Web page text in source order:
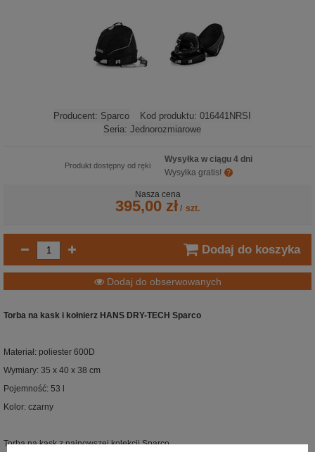
Producent: Sparco Kod produktu: 016441NRSI
Seria: Jednorozmiarowe
Produkt dostępny od ręki
Wysyłka w ciągu 4 dni
Wysyłka gratis!
Nasza cena
395,00 zł / szt.
Dodaj do koszyka
Dodaj do obserwowanych
Torba na kask i kołnierz HANS DRY-TECH Sparco
Materiał: poliester 600D
Wymiary: 35 x 40 x 38 cm
Pojemność: 53 l
Kolor: czarny
Torba na kask z najnowszej kolekcji Sparco